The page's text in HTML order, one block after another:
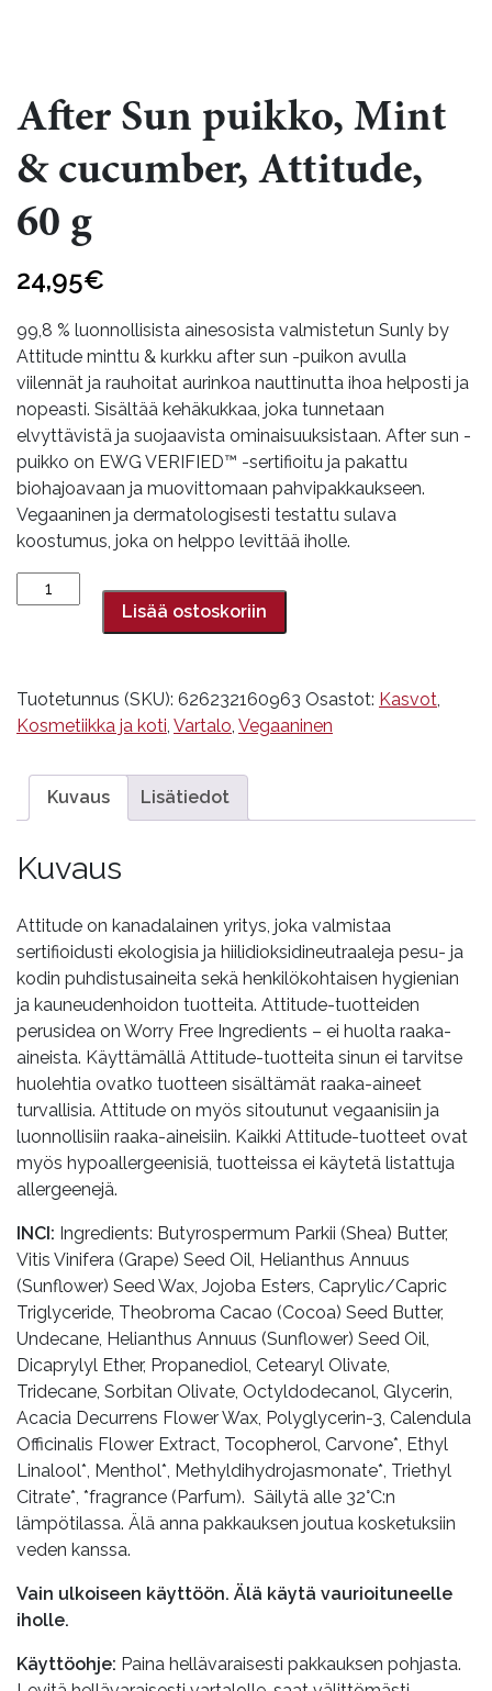
After Sun puikko, Mint
& cucumber, Attitude,
60 g
24,95€
99,8 % luonnollisista ainesosista valmistetun Sunly by
Attitude minttu & kurkku after sun -puikon avulla
viilennät ja rauhoitat aurinkoa nauttinutta ihoa helposti ja
nopeasti. Sisältää kehäkukkaa, joka tunnetaan
elvyttävistä ja suojaavista ominaisuuksistaan. After sun -
puikko on EWG VERIFIED™ -sertifioitu ja pakattu
biohajoavaan ja muovittomaan pahvipakkaukseen.
Vegaaninen ja dermatologisesti testattu sulava
koostumus, joka on helppo levittää iholle.
After
Sun
&
cucumber,
määrä
Lisää ostoskoriin
Tuotetunnus (SKU): 626232160963 Osastot: Kasvot,
Kosmetiikka ja koti, Vartalo, Vegaaninen
Kuvaus Lisätiedot
Kuvaus
Attitude on kanadalainen yritys, joka valmistaa
sertifioidusti ekologisia ja hiilidioksidineutraaleja pesu- ja
kodin puhdistusaineita sekä henkilökohtaisen hygienian
ja kauneudenhoidon tuotteita. Attitude-tuotteiden
perusidea on Worry Free Ingredients – ei huolta raaka-
aineista. Käyttämällä Attitude-tuotteita sinun ei tarvitse
huolehtia ovatko tuotteen sisältämät raaka-aineet
turvallisia. Attitude on myös sitoutunut vegaanisiin ja
luonnollisiin raaka-aineisiin. Kaikki Attitude-tuotteet ovat
myös hypoallergeenisiä, tuotteissa ei käytetä listattuja
allergeenejä.
INCI: Ingredients: Butyrospermum Parkii (Shea) Butter,
Vitis Vinifera (Grape) Seed Oil, Helianthus Annuus
(Sunflower) Seed Wax, Jojoba Esters, Caprylic/Capric
Triglyceride, Theobroma Cacao (Cocoa) Seed Butter,
Undecane, Helianthus Annuus (Sunflower) Seed Oil,
Dicaprylyl Ether, Propanediol, Cetearyl Olivate,
Tridecane, Sorbitan Olivate, Octyldodecanol, Glycerin,
Acacia Decurrens Flower Wax, Polyglycerin-3, Calendula
Officinalis Flower Extract, Tocopherol, Carvone*, Ethyl
Linalool*, Menthol*, Methyldihydrojasmonate*, Triethyl
Citrate*, *fragrance (Parfum). Säilytä alle 32°C:n
lämpötilassa. Älä anna pakkauksen joutua kosketuksiin
veden kanssa.
Vain ulkoiseen käyttöön. Älä käytä vaurioituneelle
iholle.
Käyttöohje: Paina hellävaraisesti pakkauksen pohjasta.